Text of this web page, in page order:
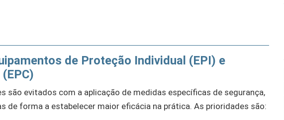
de Proteção Individual (EPI) e
são evitados com a aplicação de medidas específicas de segurança,
de forma a estabelecer maior eficácia na prática. As prioridades são: